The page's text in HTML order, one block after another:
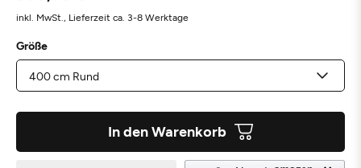
inkl. MwSt., Lieferzeit ca. 3-8 Werktage
Größe
In den Warenkorb